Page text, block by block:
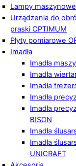
Lampy maszynowe
Urządzenia do
praski OPTIMUM
Płyty pomiarowe
Imadła
Imadła
Imadła
Imadła
Imadła
Imadła
BISON
Imadła
Imadła
UNICRAFT